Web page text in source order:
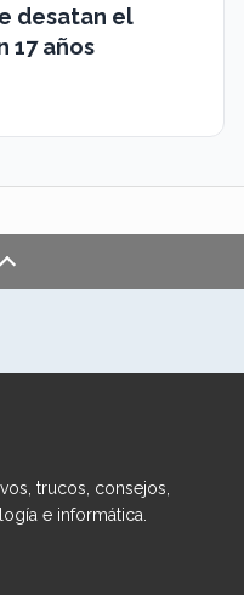
desatan el
17 años
trucos, consejos,
e informática.